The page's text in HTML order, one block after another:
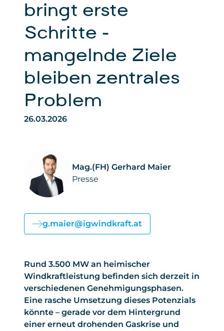
bringt erste
Schritte –
mangelnde Ziele
bleiben zentrales
Problem
26.03.2026
Mag.(FH) Gerhard Maier
Presse
g.maier@igwindkraft.at
Rund 3.500 MW an heimischer
Windkraftleistung befinden sich derzeit in
verschiedenen Genehmigungsphasen.
Eine rasche Umsetzung dieses Potenzials
könnte – gerade vor dem Hintergrund
einer erneut drohenden Gaskrise und